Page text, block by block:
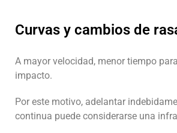
Curvas y cambios de
A mayor velocidad, menor tiempo
impacto.
Por este motivo, adelantar
continua puede considerarse una